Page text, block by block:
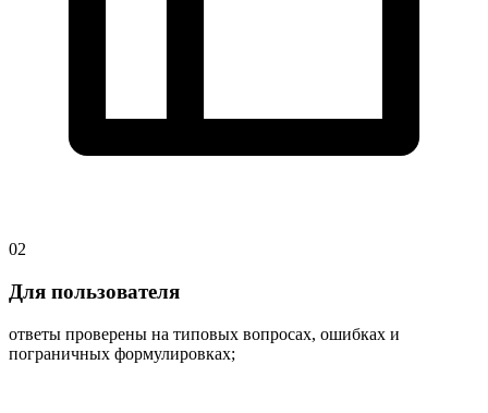
02
Для пользователя
ответы проверены на типовых вопросах, ошибках и
пограничных формулировках;